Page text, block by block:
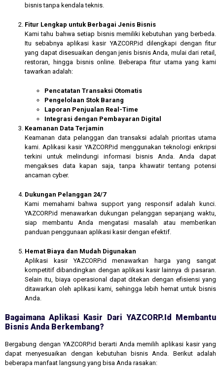
bisnis tanpa kendala teknis.
Fitur Lengkap untuk Berbagai Jenis Bisnis
Kami tahu bahwa setiap bisnis memiliki kebutuhan yang berbeda.
Itu sebabnya aplikasi kasir YAZCORP.id dilengkapi dengan fitur
yang dapat disesuaikan dengan jenis bisnis Anda, mulai dari retail,
restoran, hingga bisnis online. Beberapa fitur utama yang kami
tawarkan adalah:
Pencatatan Transaksi Otomatis
Pengelolaan Stok Barang
Laporan Penjualan Real-Time
Integrasi dengan Pembayaran Digital
Keamanan Data Terjamin
Keamanan data pelanggan dan transaksi adalah prioritas utama
kami. Aplikasi kasir YAZCORP.id menggunakan teknologi enkripsi
terkini untuk melindungi informasi bisnis Anda. Anda dapat
mengakses data kapan saja, tanpa khawatir tentang potensi
ancaman cyber.
Dukungan Pelanggan 24/7
Kami memahami bahwa support yang responsif adalah kunci.
YAZCORP.id menawarkan dukungan pelanggan sepanjang waktu,
siap membantu Anda mengatasi masalah atau memberikan
panduan penggunaan aplikasi kasir dengan efektif.
Hemat Biaya dan Mudah Digunakan
Aplikasi kasir YAZCORP.id menawarkan harga yang sangat
kompetitif dibandingkan dengan aplikasi kasir lainnya di pasaran.
Selain itu, biaya operasional dapat ditekan dengan efisiensi yang
ditawarkan oleh aplikasi kami, sehingga lebih hemat untuk bisnis
Anda.
Bagaimana Aplikasi Kasir Dari YAZCORP.id Membantu
Bisnis Anda Berkembang?
Bergabung dengan YAZCORP.id berarti Anda memilih aplikasi kasir yang
dapat menyesuaikan dengan kebutuhan bisnis Anda. Berikut adalah
beberapa manfaat langsung yang bisa Anda rasakan: